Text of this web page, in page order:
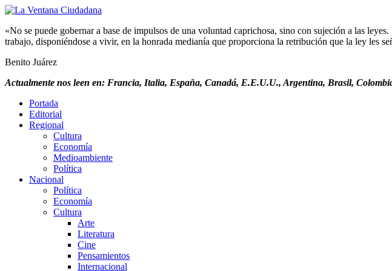
«No se puede gobernar a base de impulsos de una voluntad caprichosa, sino con sujeción a las
trabajo, disponiéndose a vivir, en la honrada medianía que proporciona la retribución que la ley les
Benito Juárez
Actualmente nos leen en: Francia, Italia, España, Canadá, E.E.U.U., Argentina, Brasil,
Portada
Editorial
Regional
Cultura
Economía
Medioambiente
Política
Nacional
Política
Economía
Cultura
Arte
Literatura
Cine
Pensamientos
Internacional